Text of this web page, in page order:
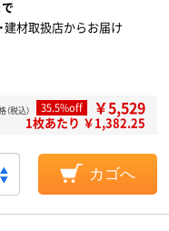
建材取扱店からお届け
税込） 35.5%off ￥5,529
1枚あたり ￥1,382.25
カゴへ